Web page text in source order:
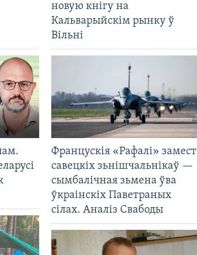
новую кнігу на
Кальварыйскім рынку ў
Вільні
Францускія «Рафалі» замест
савецкіх зьнішчальнікаў —
сымбалічная зьмена ўва
ўкраінскіх Паветраных
сілах. Аналіз Свабоды